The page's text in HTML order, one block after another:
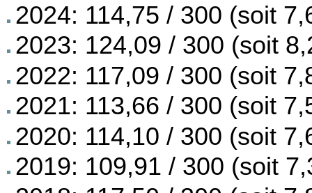
2024: 114,75 / 300 (soit
2023: 124,09 / 300 (soit
2022: 117,09 / 300 (soit
2021: 113,66 / 300 (soit
2020: 114,10 / 300 (soit
2019: 109,91 / 300 (soit